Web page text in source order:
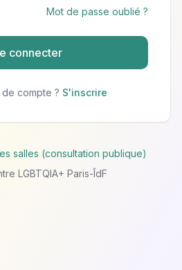
Mot de passe oublié ?
connecter
compte ? S'inscrire
salles (consultation publique)
LGBTQIA+ Paris-ÎdF